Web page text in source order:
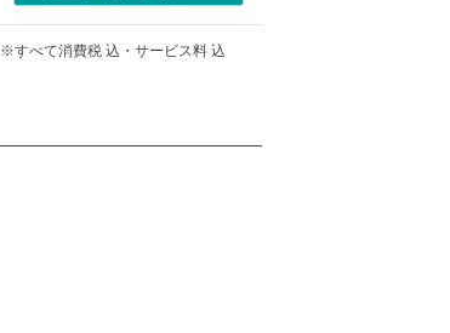
※すべて消費税 込・サービス料 込